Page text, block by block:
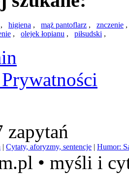
, higiena , mąż pantoflarz , znczenie
, olejek łopianu , piłsudski ,
zapytań
| Cytaty, aforyzmy, sentencje | Humor:
• myśli i